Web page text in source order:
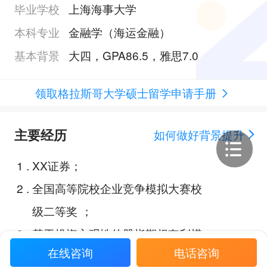
毕业学校
上海海事大学
本科专业 金融学（海运金融）
基本背景
大四，GPA86.5，雅思7.0
领取格拉斯哥大学硕士留学申请手册
主要经历
如何做好背景提升
1 . XX证券；
2 . 全国高等院校企业竞争模拟大赛校
级二等奖 ；
3
基于投资主观性的股指期权套利模
型；在线咨询 电话咨询